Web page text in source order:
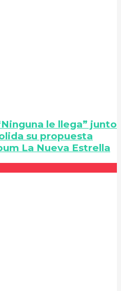
le llega” junto
su propuesta
La Nueva Estrella